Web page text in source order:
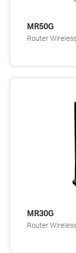
MR50G
Router
MR30G
Router